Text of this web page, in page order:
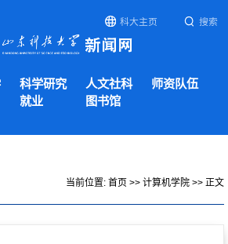
科大主页 搜索
科学研究 人文社科
师资队伍
就业 图书馆
当前位置: 首页 >> 计算机学院 >> 正文